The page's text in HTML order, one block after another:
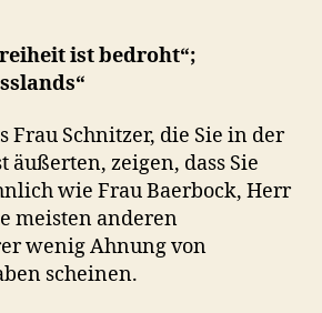
ist bedroht“;
Frau Schnitzer, die Sie in der
äußerten, zeigen, dass Sie
wie Frau Baerbock, Herr
meisten anderen
wenig Ahnung von
scheinen.